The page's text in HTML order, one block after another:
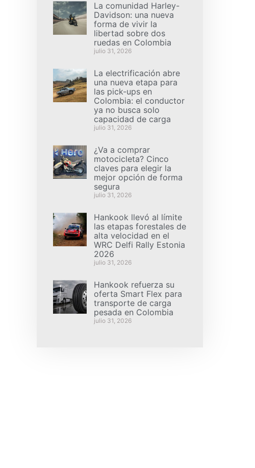
La comunidad Harley-
Davidson: una nueva
forma de vivir la
libertad sobre dos
ruedas en Colombia
julio 31, 2026
La electrificación abre
una nueva etapa para
las pick-ups en
Colombia: el conductor
ya no busca solo
capacidad de carga
julio 31, 2026
¿Va a comprar
motocicleta? Cinco
claves para elegir la
mejor opción de forma
segura
julio 31, 2026
Hankook llevó al límite
las etapas forestales de
alta velocidad en el
WRC Delfi Rally Estonia
2026
julio 31, 2026
Hankook refuerza su
oferta Smart Flex para
transporte de carga
pesada en Colombia
julio 31, 2026